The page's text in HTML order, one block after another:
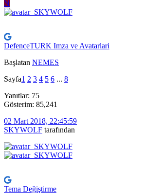
N
DefenceTURK Imza ve Avatarlari
Başlatan NEMES
Sayfa1 2 3 4 5 6 ... 8
Yanıtlar: 75
Gösterim: 85,241
02 Mart 2018, 22:45:59
SKYWOLF tarafından
Tema Değiştirme